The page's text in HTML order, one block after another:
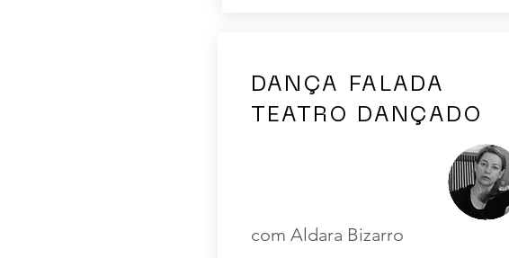
DANÇA FALADA
TEATRO DANÇADO
com Aldara Bizarro